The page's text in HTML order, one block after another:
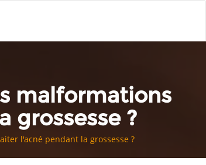
malformations
grossesse ?
l'acné pendant la grossesse ?